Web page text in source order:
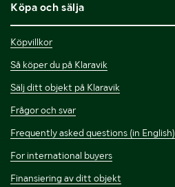
Köpa och sälja
Köpvillkor
Så köper du på Klaravik
Sälj ditt objekt på Klaravik
Frågor och svar
Frequently asked questions (in English)
For international buyers
Finansiering av ditt objekt